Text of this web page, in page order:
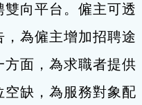
向平台。僱主可透
為僱主增加招聘途
面，為求職者提供
缺，為服務對象配